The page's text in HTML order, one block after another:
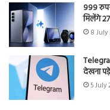
999
मिलेंगे
8 July
देखना
5 July